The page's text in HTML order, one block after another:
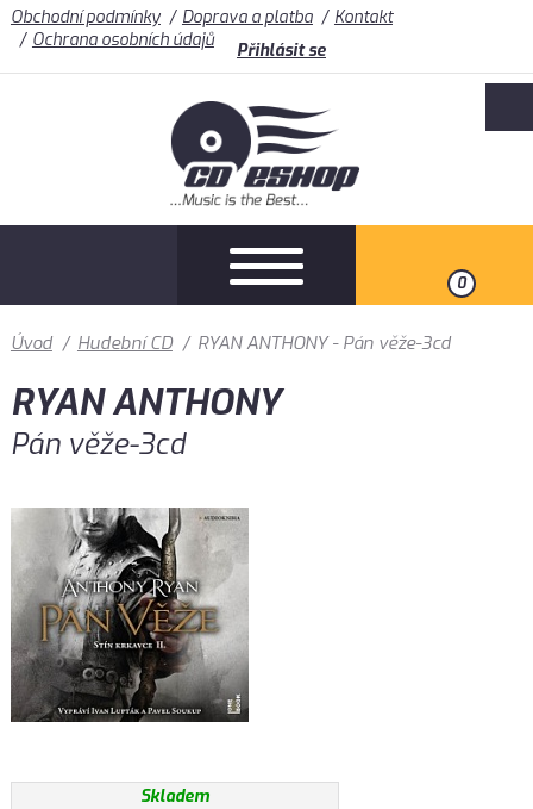
Obchodní podmínky Doprava a platba
Kontakt
Ochrana osobních údajů
Přihlásit se
0
Úvod / Hudební CD / RYAN ANTHONY - Pán věže-3cd
RYAN ANTHONY
Pán věže-3cd
Skladem